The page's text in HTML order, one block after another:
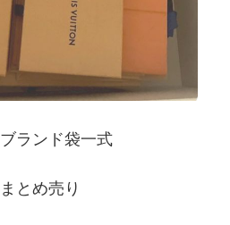
ブランド袋一式
まとめ売り